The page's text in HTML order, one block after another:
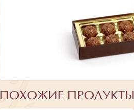
ПОХОЖИЕ ПРОДУКТЫ